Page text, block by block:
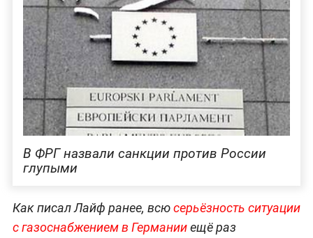
В ФРГ назвали санкции против России
глупыми
Как писал Лайф ранее, всюсерьёзность ситуации
с газоснабжением в Германииещё раз